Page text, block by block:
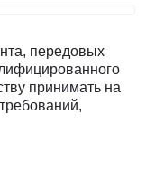
передовых
принимать на